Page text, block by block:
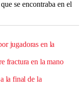
se encontraba en el
jugadoras en la
fractura en la mano
la final de la